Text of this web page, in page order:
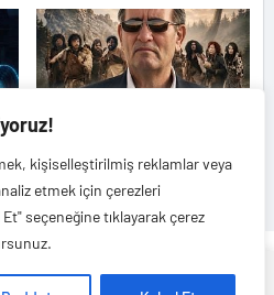
kişiselleştirilmiş reklamlar veya
etmek için çerezleri
seçeneğine tıklayarak çerez
ve mevzuata uygun şekilde